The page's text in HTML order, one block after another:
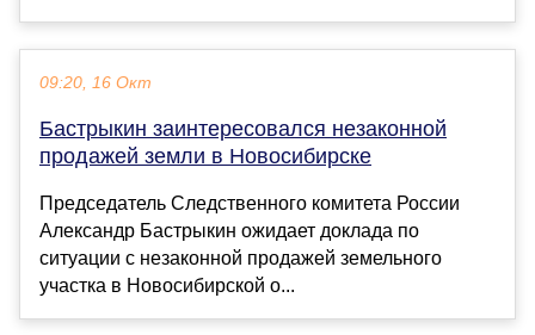
09:20, 16 Окт
Бастрыкин заинтересовался незаконной
продажей земли в Новосибирске
Председатель Следственного комитета России
Александр Бастрыкин ожидает доклада по
ситуации с незаконной продажей земельного
участка в Новосибирской о...